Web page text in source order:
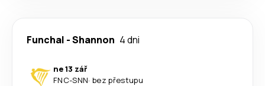
Funchal -Shannon 4 dni
ne 13 zář
FNC-SNN· bez přestupu